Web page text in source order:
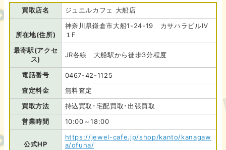
買取店名 ジュエルカフェ 大船店
所在地(住所)
神奈川県鎌倉市大船1-24-19 カサハラビルⅣ
１F
最寄駅(アクセ
ス)
JR各線 大船駅から徒歩3分程度
電話番号
0467-42-1125
査定料金
無料査定
買取方法
持込買取･宅配買取･出張買取
営業時間
10:00～18:00
公式HP
https://jewel-cafe.jp/shop/kanto/kanagaw
a/ofuna/